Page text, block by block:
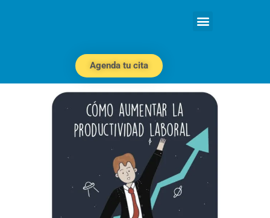
Agenda tu cita